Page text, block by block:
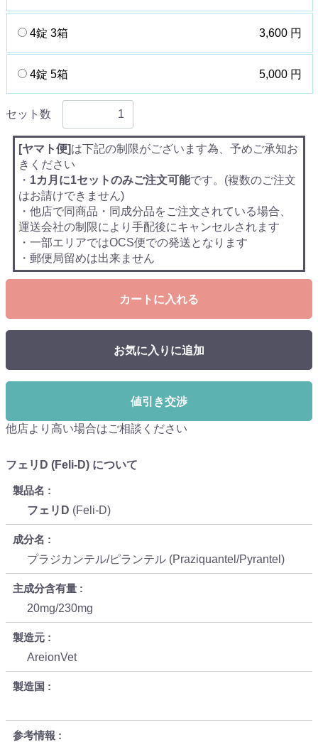
4錠 3箱 3,600 円
4錠 5箱 5,000 円
セット数
[ヤマト便]は下記の制限がございます為、予めご承知お
きください
・ 1カ月に1セットのみご注文可能です。(複数のご注文
はお請けできません)
・他店で同商品・同成分品をご注文されている場合、
運送会社の制限により手配後にキャンセルされます
・一部エリアではOCS便での発送となります
・郵便局留めは出来ません
カートに入れる
お気に入りに追加
値引き交渉
他店より高い場合はご相談ください
フェリD (Feli-D) について
製品名
フェリD (Feli-D)
成分名
プラジカンテル/ピランテル (Praziquantel/Pyrantel)
主成分含有量
20mg/230mg
製造元
AreionVet
製造国
参考情報